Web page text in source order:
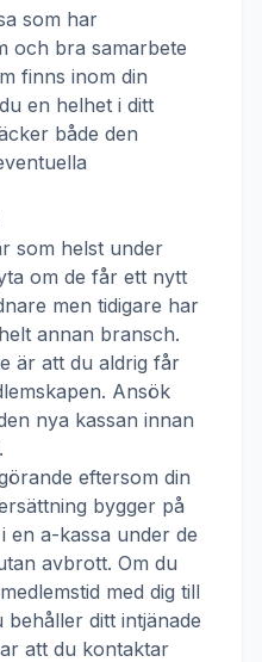
som har
och bra samarbete
finns inom din
en helhet i ditt
både den
som helst under
om de får ett nytt
men tidigare har
annan bransch.
är att du aldrig får
Ansök
nya kassan innan
eftersom din
bygger på
en a-kassa under de
avbrott. Om du
med dig till
ditt intjänade
att du kontaktar